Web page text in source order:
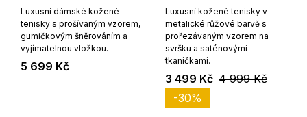
Luxusní dámské kožené
tenisky s prošívaným vzorem,
gumičkovým šněrováním a
vyjímatelnou vložkou.
5 699 Kč
Luxusní kožené tenisky v
metalické růžové barvě s
prořezávaným vzorem na
svršku a saténovými
tkaničkami.
3 499 Kč 4 999 Kč
-30%